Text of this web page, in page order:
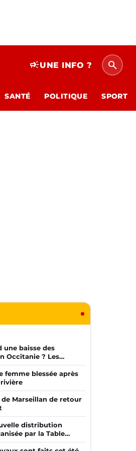
campaignUNE INFO ? search
SANTÉ POLITIQUE SPORT
une baisse des
Occitanie ? Les
femme blessée après
Marseillan de retour
distribution
par la Table